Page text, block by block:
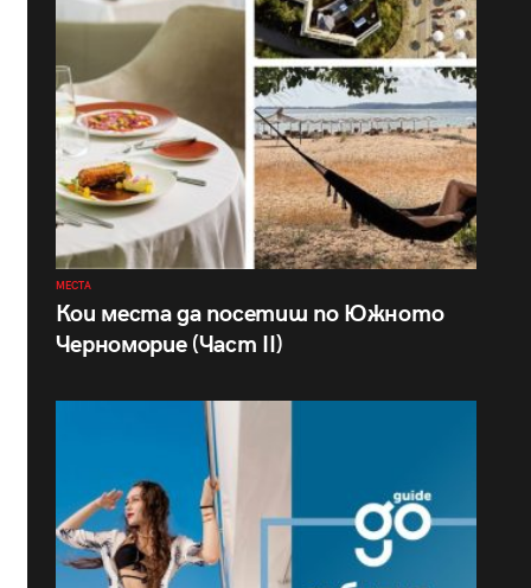
МЕСТА
Кои места да посетиш по Южното
Черноморие (Част II)